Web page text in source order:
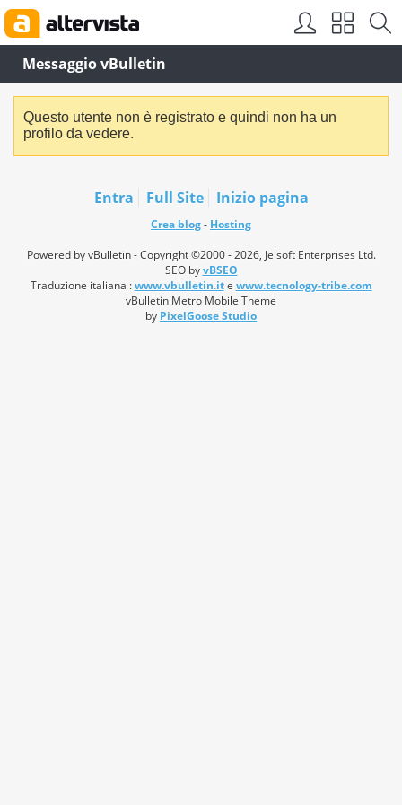
Messaggio vBulletin
Questo utente non è registrato e quindi non ha un
profilo da vedere.
Entra Full Site Inizio pagina
Crea blog- Hosting
Powered by vBulletin - Copyright ©2000 - 2026, Jelsoft Enterprises Ltd.
SEO byvBSEO
Traduzione italiana :www.vbulletin.ite www.tecnology-tribe.com
vBulletin Metro Mobile Theme
by PixelGoose Studio